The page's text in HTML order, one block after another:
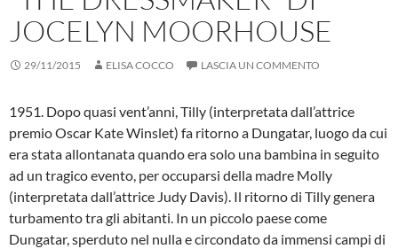
JOCELYN MOORHOUSE
29/11/2015 ELISA COCCO LASCIA UN COMMENTO
1951. Dopo quasi vent’anni, Tilly (interpretata dall’attrice
premio Oscar Kate Winslet) fa ritorno a Dungatar, luogo da cui
era stata allontanata quando era solo una bambina in seguito
ad un tragico evento, per occuparsi della madre Molly
(interpretata dall’attrice Judy Davis). Il ritorno di Tilly genera
turbamento tra gli abitanti. In un piccolo paese come
Dungatar, sperduto nel nulla e circondato da immensi campi di